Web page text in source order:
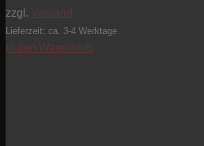
zzgl. Versand
Lieferzeit: ca. 3-4 Werktage
In den Warenkorb